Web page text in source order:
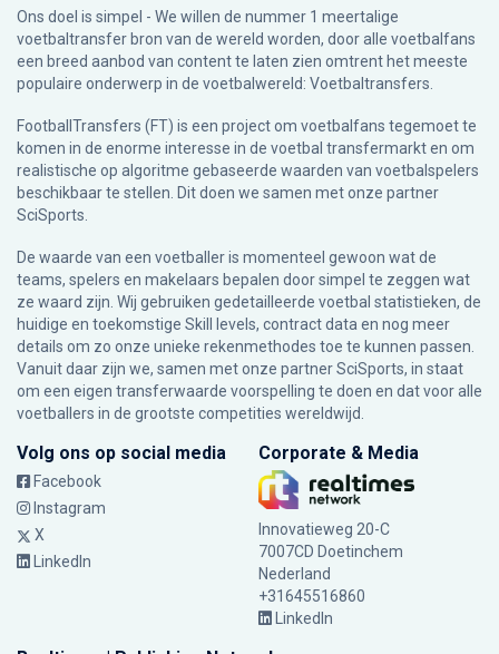
Ons doel is simpel - We willen de nummer 1 meertalige
voetbaltransfer bron van de wereld worden, door alle voetbalfans
een breed aanbod van content te laten zien omtrent het meeste
populaire onderwerp in de voetbalwereld: Voetbaltransfers.
FootballTransfers (FT) is een project om voetbalfans tegemoet te
komen in de enorme interesse in de voetbal transfermarkt en om
realistische op algoritme gebaseerde waarden van voetbalspelers
beschikbaar te stellen. Dit doen we samen met onze partner
SciSports
De waarde van een voetballer is momenteel gewoon wat de
teams, spelers en makelaars bepalen door simpel te zeggen wat
ze waard zijn. Wij gebruiken gedetailleerde voetbal statistieken, de
huidige en toekomstige Skill levels, contract data en nog meer
details om zo onze unieke rekenmethodes toe te kunnen passen.
Vanuit daar zijn we, samen met onze partner SciSports, in staat
om een eigen transferwaarde voorspelling te doen en dat voor alle
voetballers in de grootste competities wereldwijd.
Volg ons op social media
Facebook
Instagram
X
LinkedIn
Corporate & Media
Innovatieweg 20-C
7007CD Doetinchem
Nederland
+31645516860
LinkedIn